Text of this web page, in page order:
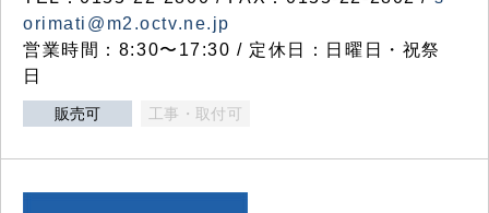
orimati@m2.octv.ne.jp
営業時間：8:30〜17:30 / 定休日：日曜日・祝祭
日
販売可 工事・取付可